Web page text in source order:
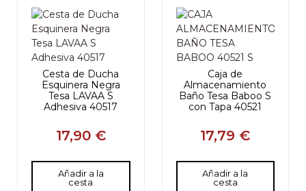
Cesta de Ducha
Esquinera Negra
Tesa LAVAA S
Adhesiva 40517
17,90 €
Añadir a la
cesta
Caja de
Almacenamiento
Baño Tesa Baboo S
con Tapa 40521
17,79 €
Añadir a la
cesta